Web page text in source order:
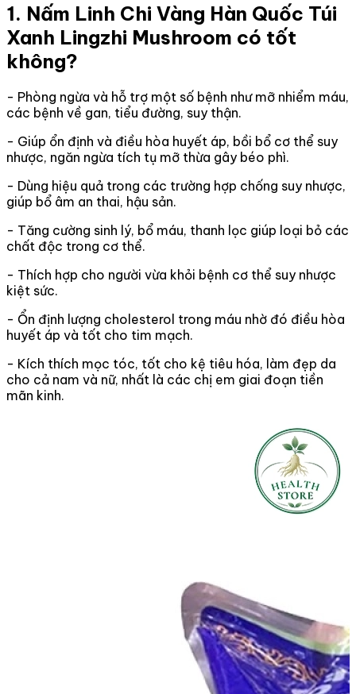
1. Nấm Linh Chi Vàng Hàn Quốc Túi
Xanh Lingzhi Mushroom có tốt
không?
- Phòng ngừa và hỗ trợ một số bệnh như mỡ nhiểm máu,
các bệnh về gan, tiểu đường, suy thận.
- Giúp ổn định và điều hòa huyết áp, bồi bổ cơ thể suy
nhược, ngăn ngừa tích tụ mỡ thừa gây béo phì.
- Dùng hiệu quả trong các trường hợp chống suy nhược,
giúp bổ âm an thai, hậu sản.
- Tăng cường sinh lý, bổ máu, thanh lọc giúp loại bỏ các
chất độc trong cơ thể.
- Thích hợp cho người vừa khỏi bệnh cơ thể suy nhược
kiệt sức.
- Ổn định lượng cholesterol trong máu nhờ đó điều hòa
huyết áp và tốt cho tim mạch.
- Kích thích mọc tóc, tốt cho kệ tiêu hóa, làm đẹp da
cho cả nam và nữ, nhất là các chị em giai đoạn tiền
mãn kinh.